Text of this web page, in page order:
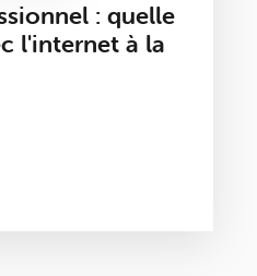
: quelle
l'internet à la